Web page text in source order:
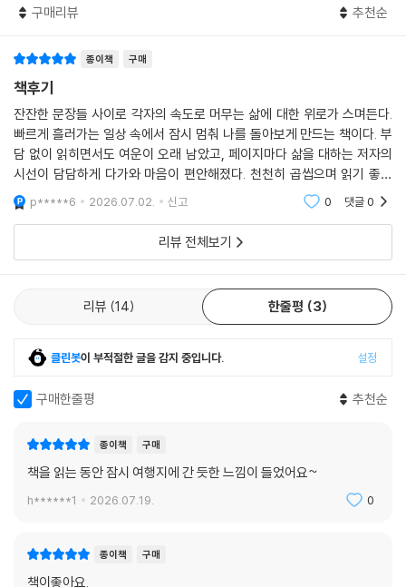
소중한 머무름이 있다는 걸 이제는 알게 됐다.
--- p.139
나의 열심을 누군가 알아주길 기대하면 안 된다는 걸 알고 또 인정하는 사
이 허무감이 날아들었다. ‘나 잘하고 있나’에 대한 판단은 불가피하게도 타
인의 시선에 달려 있다. 게다가 방송을 업으로 삼고 있다 보니 조직의 평가,
스스로의 만족, 그리고 시청자의 반응이라는 세 개의 꼭짓점이 무게중심을
잡아내려 끝없이 진동한다. 학창 시절과 달리, 사회에서는 ‘좋다’는 한 마디
를 듣기 위한 발버둥에 정량화된 기준이 없다. 그래서 가끔은 숫자로 매겨
지던 학창 시절의 성적표가 그립기도 하다. 적어도 종이에 찍힌 점수로 우
실해진 사람들의 탄식과 허탈한 웃음이 언덕을 메웠다. 모두가 허탕을 친
뜨기 힘든 돌풍 속에서 우리는 하이파이브를 하고, 마치 재난 영화 같은 배
행복한 표정의 여행자들 사이에서 나는 분명 타오르는 태양을 봤다.
--- pp.242-243
내가 만약 단번에 호카곶의 아름다운 전경을 맞이했다면 이 페이지는 인터
야기가 됐다.
우리 삶도 마찬가지다. 원하던 결과를 얻지 못했다면 판단의 시기를 유보
“세상은 넓고 삶은 제각각이다”
어려웠던 시절부터 현재의 고민에 이르기까지 여행 중에 떠올리는 여러 생
각들은 작가의 지난 삶만큼이나 가볍지 않지만, 여행이라는 환경이 그 문
장들을 비교적 가볍게 만든다. 한국어를 능숙하게 하는 튀르키예인 압둘
라, 처음 만나 짧은 시간에 깊이 있는 대화를 나눈 미즈키, 포르투 거리에서
바이올린 버스킹으로 감동을 준 알폰수와 파브리지오뿐 아니라, 낯선 도시
에서 스쳐 지나가는 수많은 사람들과 다양한 풍경들에 의해 고민은 흩어지
고, 경쾌한 정취가 날아든다. 내가 나의 도시에서 현실을 사는 동안, 이 낯
선 도시가 여기 누군가에게는 현실이었으리라 생각하면 사람들은 그저 제
각각의 슬픔과 기쁨을 안고 산다는 당연한 사실이 새삼스레 다가온다. 책
중간중간 등장하는 사진들 덕에 한 템포 쉴 수 있고, 지난 여행의 추억들도
물론 여행만이 방법은 아닐 것이다. 다만 현실에 너무 매몰돼 살다 보면 그
안에 갇혀 다른 것을 보지 못하고 그것이 전부인 양 해 마음을 다치기 쉽다.
우주는 아주 거대하고 그 안에 사는 개인은 먼지보다도 작다 말하지만, 우
각자의 방법을 찾길, 이 책이 그 방법을 찾는 영감을 줄 수 있길 바란다. 우
리가 현실을 더 잘 살아낼 수 있도록.
구매리뷰 추천순
종이책 구매
책후기
잔잔한 문장들 사이로 각자의 속도로 머무는 삶에 대한 위로가 스며든다.
빠르게 흘러가는 일상 속에서 잠시 멈춰 나를 돌아보게 만드는 책이다. 부
담 없이 읽히면서도 여운이 오래 남았고, 페이지마다 삶을 대하는 저자의
시선이 담담하게 다가와 마음이 편안해졌다. 천천히 곱씹으며 읽기 좋았
다. p*****6 2026.07.02. 신고 0 댓글0
리뷰 전체보기
리뷰 14 한줄평 3
클린봇이 부적절한 글을 감지 중입니다. 설정
구매한줄평 추천순
종이책 구매
책을 읽는 동안 잠시 여행지에 간 듯한 느낌이 들었어요~
h******1 2026.07.19. 0
종이책 구매
책이좋아요.